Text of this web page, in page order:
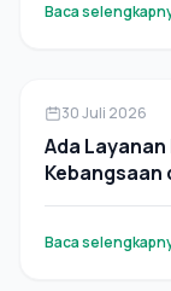
Baca
Pers Rilis
30 Juli 2026
Ada
Kebangsaan
Baca